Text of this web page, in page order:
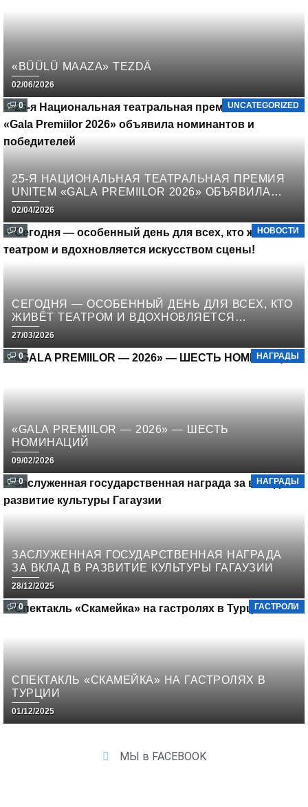
«BÜÜLÜ MAAZA» TEZDÄ
02/06/2026
0 UNCATEGORIZED
25-Я НАЦИОНАЛЬНАЯ ТЕАТРАЛЬНАЯ ПРЕМИЯ
UNITEM «GALA PREMIILOR 2026» ОБЪЯВИЛА
НОМИНАНТОВ И ПОБЕДИТЕЛЕЙ
02/04/2026
0 НОВОСТИ
СЕГОДНЯ — ОСОБЕННЫЙ ДЕНЬ ДЛЯ ВСЕХ, КТО
ЖИВЁТ ТЕАТРОМ И ВДОХНОВЛЯЕТСЯ
ИСКУССТВОМ СЦЕНЫ!
27/03/2026
0 НАГРАДЫ
«GALA PREMIILOR — 2026» — ШЕСТЬ
НОМИНАЦИЙ
09/02/2026
0 НАГРАДЫ
ЗАСЛУЖЕННАЯ ГОСУДАРСТВЕННАЯ НАГРАДА
ЗА ВКЛАД В РАЗВИТИЕ КУЛЬТУРЫ ГАГАУЗИИ
28/12/2025
0 ГАСТРОЛИ
СПЕКТАКЛЬ «СКАМЕЙКА» НА ГАСТРОЛЯХ В
ТУРЦИИ
01/12/2025
МЫ в FACEBOOK